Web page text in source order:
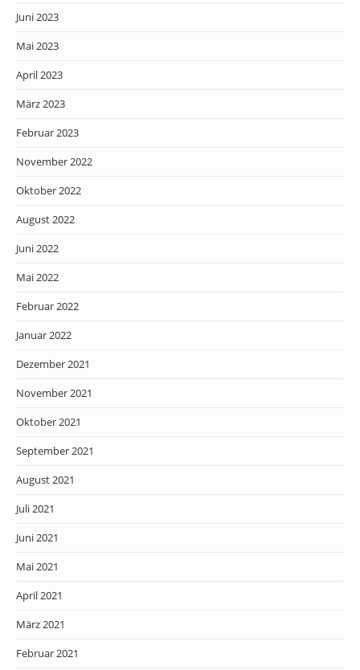
Juni 2023
Mai 2023
April 2023
März 2023
Februar 2023
November 2022
Oktober 2022
August 2022
Juni 2022
Mai 2022
Februar 2022
Januar 2022
Dezember 2021
November 2021
Oktober 2021
September 2021
August 2021
Juli 2021
Juni 2021
Mai 2021
April 2021
März 2021
Februar 2021